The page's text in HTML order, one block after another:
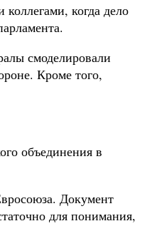
когда дело
смоделировали
Кроме того,
объединения в
Документ
для понимания,